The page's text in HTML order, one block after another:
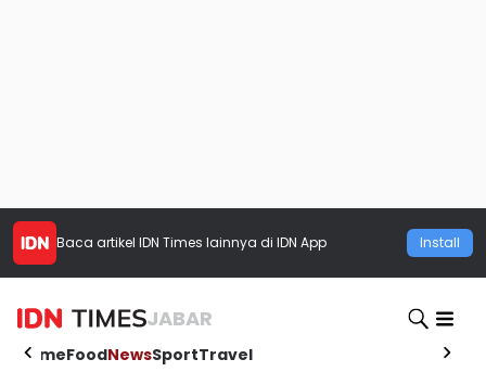
Baca artikel IDN Times lainnya di IDN App Install
JABAR
HomeFoodNewsSportTravel